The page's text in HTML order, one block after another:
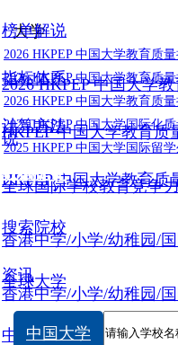
大学
2026 HKPEP 中国大学教育质
2026 HKPEP 中国大学教育质
2026 HKPEP 中国大学教育质
2025 HKPEP 中国大学国际化
2025 HKPEP 中国大学国际留
榜单解说
2026 HKPEP 中国大学
说
指标体系
HKPEP 中国大学教育
全球国际学校教育竞争
香港中学/小学/幼稚园/
香港中学/小学/幼稚园/
计算方法
HKPEP 中国大学教育
数据提交
搜索院校
全球大学
中国大学
资讯
中国大学